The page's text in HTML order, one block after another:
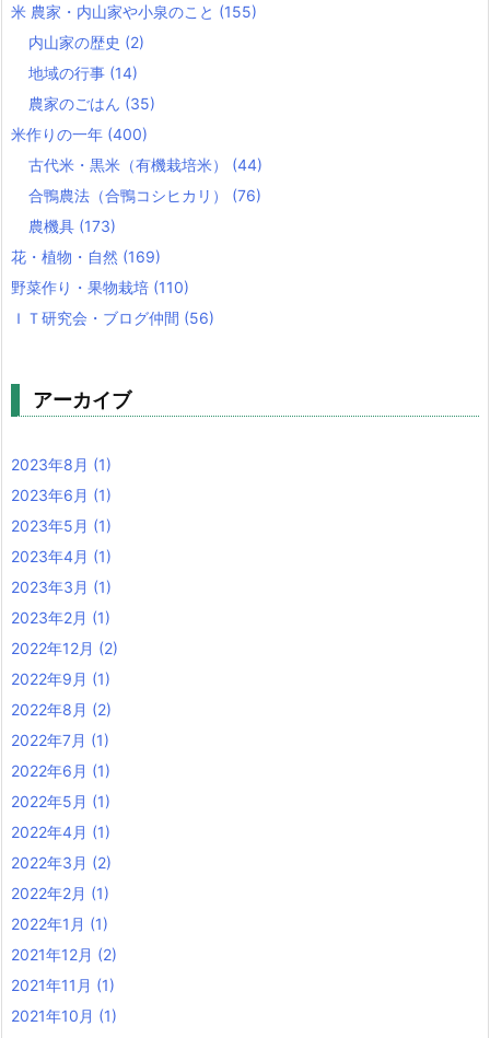
米 農家・内山家や小泉のこと (155)
内山家の歴史 (2)
地域の行事 (14)
農家のごはん (35)
米作りの一年 (400)
古代米・黒米（有機栽培米） (44)
合鴨農法（合鴨コシヒカリ） (76)
農機具 (173)
花・植物・自然 (169)
野菜作り・果物栽培 (110)
ＩＴ研究会・ブログ仲間 (56)
アーカイブ
2023年8月 (1)
2023年6月 (1)
2023年5月 (1)
2023年4月 (1)
2023年3月 (1)
2023年2月 (1)
2022年12月 (2)
2022年9月 (1)
2022年8月 (2)
2022年7月 (1)
2022年6月 (1)
2022年5月 (1)
2022年4月 (1)
2022年3月 (2)
2022年2月 (1)
2022年1月 (1)
2021年12月 (2)
2021年11月 (1)
2021年10月 (1)